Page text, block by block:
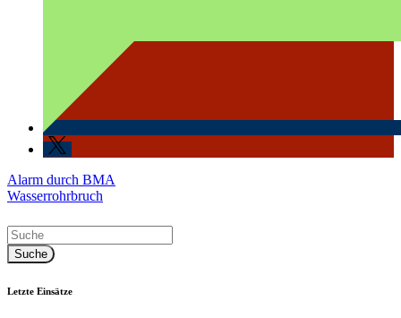
Beitragsnavigation
Alarm durch BMA
Wasserrohrbruch
Letzte Einsätze